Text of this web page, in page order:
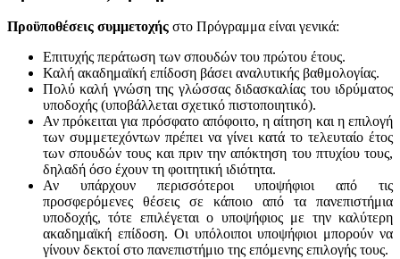
Προϋποθέσεις συμμετοχής στο Πρόγραμμα είναι γενικά:
Επιτυχής περάτωση των σπουδών του πρώτου έτους.
Καλή ακαδημαϊκή επίδοση βάσει αναλυτικής βαθμολογίας.
Πολύ καλή γνώση της γλώσσας διδασκαλίας του ιδρύματος
υποδοχής (υποβάλλεται σχετικό πιστοποιητικό).
Αν πρόκειται για πρόσφατο απόφοιτο, η αίτηση και η επιλογή
των συμμετεχόντων πρέπει να γίνει κατά το τελευταίο έτος
των σπουδών τους και πριν την απόκτηση του πτυχίου τους,
δηλαδή όσο έχουν τη φοιτητική ιδιότητα.
Αν υπάρχουν περισσότεροι υποψήφιοι από τις
προσφερόμενες θέσεις σε κάποιο από τα πανεπιστήμια
υποδοχής, τότε επιλέγεται ο υποψήφιος με την καλύτερη
ακαδημαϊκή επίδοση. Οι υπόλοιποι υποψήφιοι μπορούν να
γίνουν δεκτοί στο πανεπιστήμιο της επόμενης επιλογής τους.